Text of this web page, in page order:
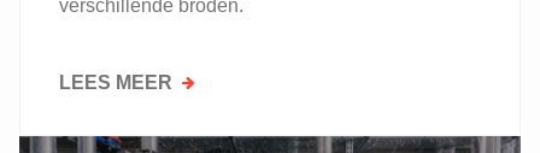
verschillende broden.
LEES MEER OVER
BAKKERIJ